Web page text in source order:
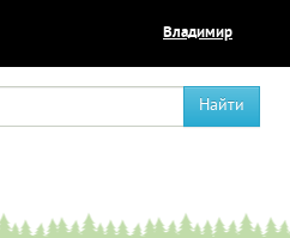
Владимир
Найти